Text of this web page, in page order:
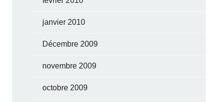
janvier 2010
Décembre 2009
novembre 2009
octobre 2009